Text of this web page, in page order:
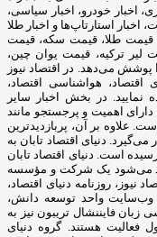
اخبار خودرو، اخبار سیاسی،
اخبار استارتاپ‌ها و اخبار طلا
قیمت طلا، قیمت سکه، قیمت
لیر ترکیه، قیمت یوان چین،
پوشش می‌دهد. در اقتصاد نیوز
هواشناسی اقتصاد،
نمایید. در بخش اخبار سایر
دارای اهمیت و پرجستجو مانند
علاوه بر آن، پربازدیدترین
می‌گیرد. دنیای اقتصاد تابان به
است. دنیای اقتصاد تابان
یاد می‌شود یک شرکت و مؤسسه
روزنامه دنیای اقتصاد،
وب‌سایت واحد توسعه دانش،
‌زبان فایننشال تریبون نیز به
فعالیت هستند. گروه دنیای